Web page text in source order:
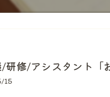
/研修/アシスタント
15